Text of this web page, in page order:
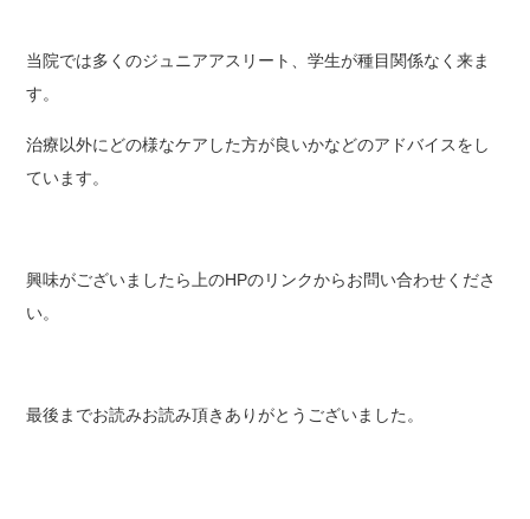
当院では多くのジュニアアスリート、学生が種目関係なく来ま
す。
治療以外にどの様なケアした方が良いかなどのアドバイスをし
ています。
興味がございましたら上のHPのリンクからお問い合わせくださ
い。
最後までお読みお読み頂きありがとうございました。